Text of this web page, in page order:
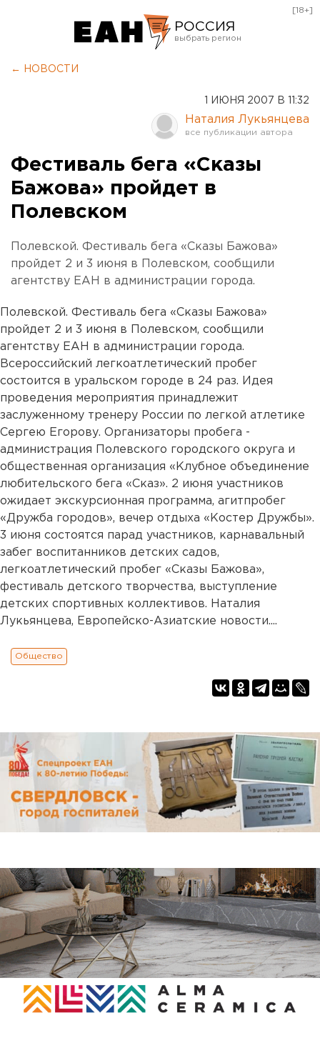
РОССИЯ
Оренбург
[18+]
← НОВОСТИ
1 ИЮНЯ 2007 В 11:32
Наталия Лукьянцева
Фестиваль бега «Сказы
Бажова» пройдет в
Полевском
Полевской. Фестиваль бега «Сказы Бажова»
пройдет 2 и 3 июня в Полевском, сообщили
агентству ЕАН в администрации города.
Полевской. Фестиваль бега «Сказы Бажова»
пройдет 2 и 3 июня в Полевском, сообщили
агентству ЕАН в администрации города.
Всероссийский легкоатлетический пробег
состоится в уральском городе в 24 раз. Идея
проведения мероприятия принадлежит
заслуженному тренеру России по легкой атлетике
Сергею Егорову. Организаторы пробега -
администрация Полевского городского округа и
общественная организация «Клубное объединение
любительского бега «Сказ». 2 июня участников
ожидает экскурсионная программа, агитпробег
«Дружба городов», вечер отдыха «Костер Дружбы».
3 июня состоятся парад участников, карнавальный
забег воспитанников детских садов,
легкоатлетический пробег «Сказы Бажова»,
фестиваль детского творчества, выступление
детских спортивных коллективов. Наталия
Лукьянцева, Европейско-Азиатские новости....
Общество